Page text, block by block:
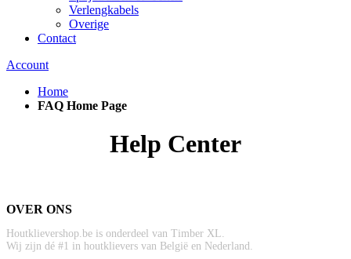
Verlengkabels
Overige
Contact
Account
Home
FAQ Home Page
Help Center
OVER ONS
Houtklievershop.be is onderdeel van Timber XL.
Wij zijn dé #1 in houtklievers van België en Nederland.